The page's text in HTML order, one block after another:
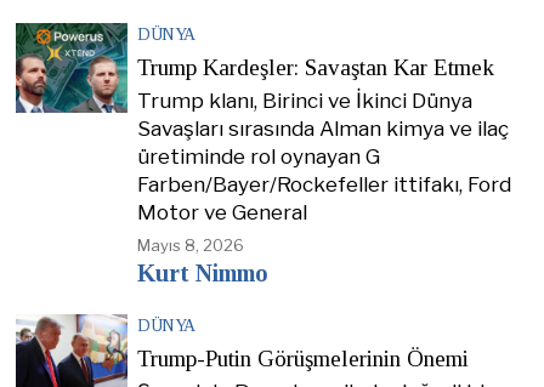
DÜNYA
Trump Kardeşler: Savaştan Kar Etmek
Trump klanı, Birinci ve İkinci Dünya
Savaşları sırasında Alman kimya ve ilaç
üretiminde rol oynayan G
Farben/Bayer/Rockefeller ittifakı, Ford
Motor ve General
Mayıs 8, 2026
Kurt Nimmo
DÜNYA
Trump-Putin Görüşmelerinin Önemi